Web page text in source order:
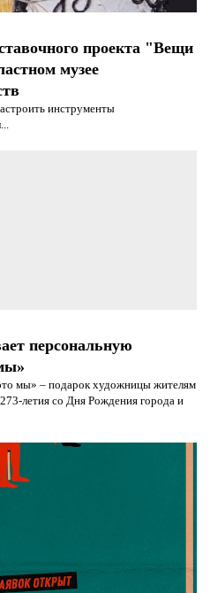
проекта "Вещи
музее
инструменты
персональную
мы» – подарок художницы жителям
летия со Дня Рождения города и